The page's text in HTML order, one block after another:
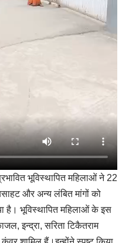
भूविस्थापित महिलाओं ने 22
और अन्य लंबित मांगों को
​भूविस्थापित महिलाओं के इस
इन्द्रा, सरिता टिकैतराम